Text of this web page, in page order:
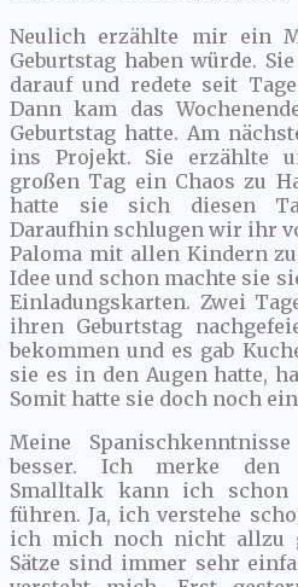
Neulich erzählte mir ein
Geburtstag haben würde.
darauf und redete seit
Dann kam das
Geburtstag hatte. Am
ins Projekt. Sie erzählte
großen Tag ein Chaos zu
hatte sie sich diesen
Daraufhin schlugen wir ihr
Paloma mit allen Kindern
Idee und schon machte sie
Einladungskarten. Zwei
ihren Geburtstag
bekommen und es gab
sie es in den Augen hatte,
Somit hatte sie doch noch
Meine
besser. Ich merke den
Smalltalk kann ich schon
führen. Ja, ich verstehe
ich mich noch nicht allzu
Sätze sind immer sehr